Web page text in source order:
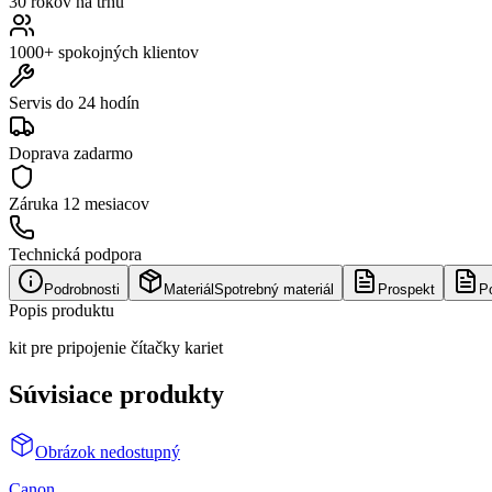
1000+ spokojných klientov
Servis do 24 hodín
Doprava zadarmo
Záruka 12 mesiacov
Technická podpora
Podrobnosti Materiál Spotrebný materiál Prospekt
Popis produktu
kit pre pripojenie čítačky kariet
Súvisiace produkty
Obrázok nedostupný